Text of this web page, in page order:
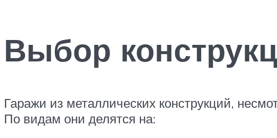
Выбор
Гаражи из металлических конструкций,
По видам они делятся на: